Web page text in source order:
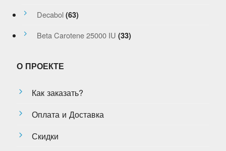
Decabol (63)
Beta Carotene 25000 IU (33)
О ПРОЕКТЕ
Как заказать?
Оплата и Доставка
Скидки